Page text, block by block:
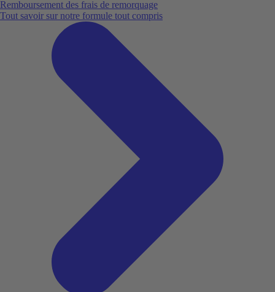
Remboursement des frais de remorquage
Tout savoir sur notre formule tout compris